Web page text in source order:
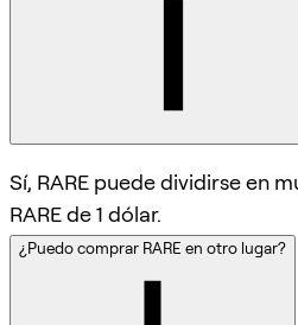
Sí, RARE puede dividirse en
RARE de 1 dólar.
¿Puedo comprar RARE en otro lugar?